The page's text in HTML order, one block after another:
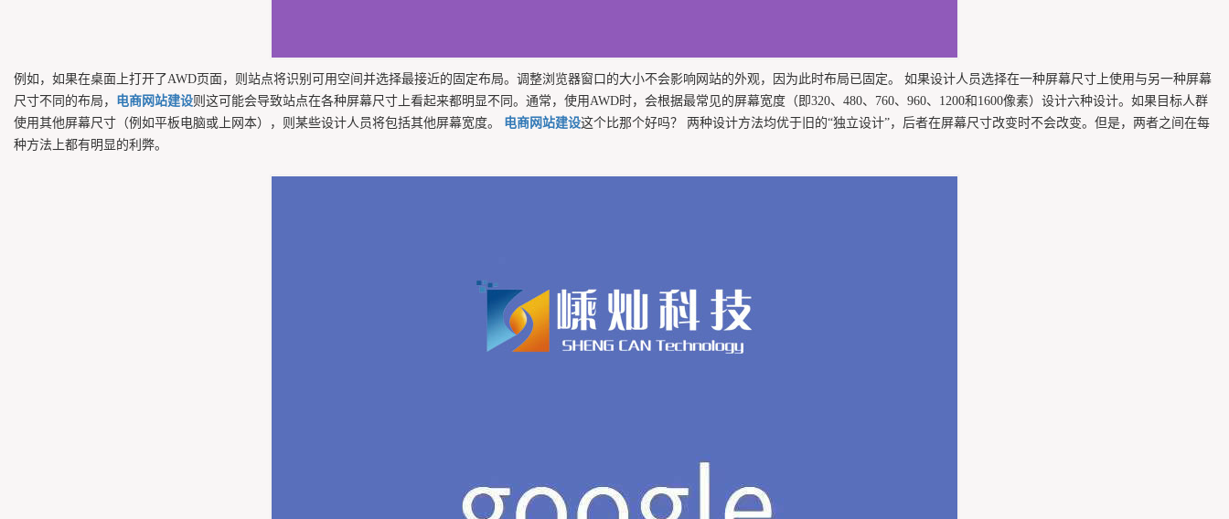
例如，如果在桌面上打开了AWD页面，则站点将识别可用空间并选择最接近的固定布局。调整浏览器窗口的大小不会影响网站的外观，因为此时布局已固定。 如果设计人员选择在一种屏幕尺寸上使用与另一种屏幕
尺寸不同的布局， 电商网站建设则这可能会导致站点在各种屏幕尺寸上看起来都明显不同。通常，使用AWD时，会根据最常见的屏幕宽度（即320、480、760、960、1200和1600像素）设计六种设计。如果目标人群
使用其他屏幕尺寸（例如平板电脑或上网本），则某些设计人员将包括其他屏幕宽度。 电商网站建设这个比那个好吗？ 两种设计方法均优于旧的“独立设计”，后者在屏幕尺寸改变时不会改变。但是，两者之间在每
种方法上都有明显的利弊。